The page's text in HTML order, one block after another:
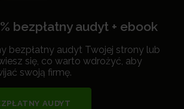
bezpłatny audyt + ebook
bezpłatny audyt Twojej strony lub
się, co warto wdrożyć, aby
swoją firmę.
AUDYT